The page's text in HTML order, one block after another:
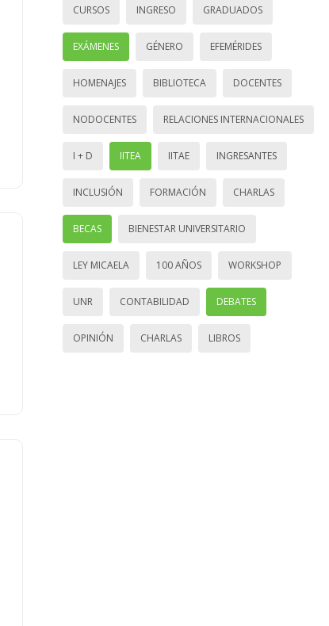
CURSOS INGRESO GRADUADOS
EXÁMENES GÉNERO EFEMÉRIDES
HOMENAJES BIBLIOTECA DOCENTES
NODOCENTES RELACIONES INTERNACIONALES
I + D IITEA IITAE INGRESANTES
INCLUSIÓN FORMACIÓN CHARLAS
BECAS BIENESTAR UNIVERSITARIO
LEY MICAELA 100 AÑOS WORKSHOP
UNR CONTABILIDAD DEBATES
OPINIÓN CHARLAS LIBROS